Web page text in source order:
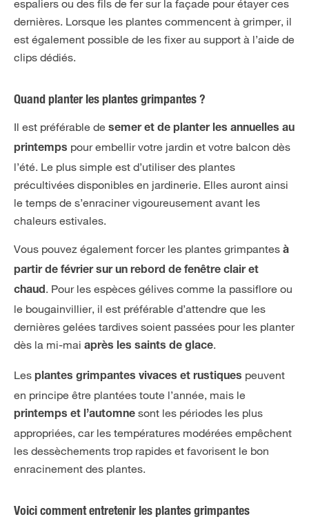
espaliers ou des fils de fer sur la façade pour étayer ces
dernières. Lorsque les plantes commencent à grimper, il
est également possible de les fixer au support à l’aide de
clips dédiés.
Quand planter les plantes grimpantes ?
Il est préférable de semer et de planter les annuelles au
printemps pour embellir votre jardin et votre balcon dès
l’été. Le plus simple est d’utiliser des plantes
précultivées disponibles en jardinerie. Elles auront ainsi
le temps de s’enraciner vigoureusement avant les
chaleurs estivales.
Vous pouvez également forcer les plantes grimpantes à
partir de février sur un rebord de fenêtre clair et
chaud. Pour les espèces gélives comme la passiflore ou
le bougainvillier, il est préférable d’attendre que les
dernières gelées tardives soient passées pour les planter
dès la mi-mai après les saints de glace.
Les plantes grimpantes vivaces et rustiques peuvent
en principe être plantées toute l’année, mais le
printemps et l’automne sont les périodes les plus
appropriées, car les températures modérées empêchent
les dessèchements trop rapides et favorisent le bon
enracinement des plantes.
Voici comment entretenir les plantes grimpantes